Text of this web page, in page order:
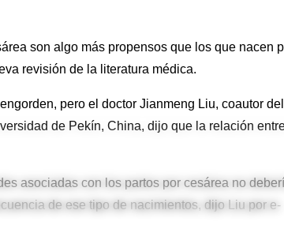
son algo más propensos que los que nacen
revisión de la literatura médica.
pero el doctor Jianmeng Liu, coautor del
de Pekín, China, dijo que la relación
asociadas con los partos por cesárea no
de ese tipo de nacimientos, dijo Liu por e-